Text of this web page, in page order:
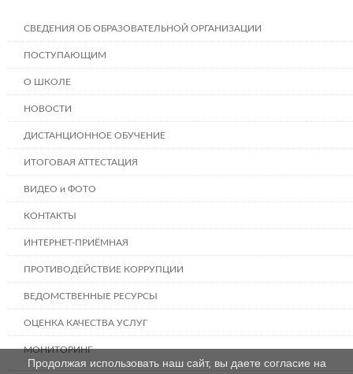
СВЕДЕНИЯ ОБ ОБРАЗОВАТЕЛЬНОЙ ОРГАНИЗАЦИИ
ПОСТУПАЮЩИМ
О ШКОЛЕ
НОВОСТИ
ДИСТАНЦИОННОЕ ОБУЧЕНИЕ
ИТОГОВАЯ АТТЕСТАЦИЯ
ВИДЕО и ФОТО
КОНТАКТЫ
ИНТЕРНЕТ-ПРИЁМНАЯ
ПРОТИВОДЕЙСТВИЕ КОРРУПЦИИ
ВЕДОМСТВЕННЫЕ РЕСУРСЫ
ОЦЕНКА КАЧЕСТВА УСЛУГ
МОНИТОРИНГ
Продолжая использовать наш сайт, вы даете согласие на